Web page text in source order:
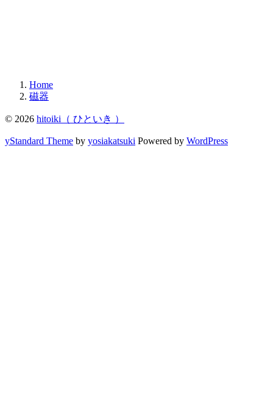
Home
磁器
© 2026 hitoiki（ ひといき ）
yStandard Theme by yosiakatsuki Powered by WordPress